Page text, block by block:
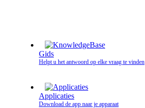
Gids
Helpt u het antwoord op elke vraag te vinden
Applicaties
Download de app naar je apparaat